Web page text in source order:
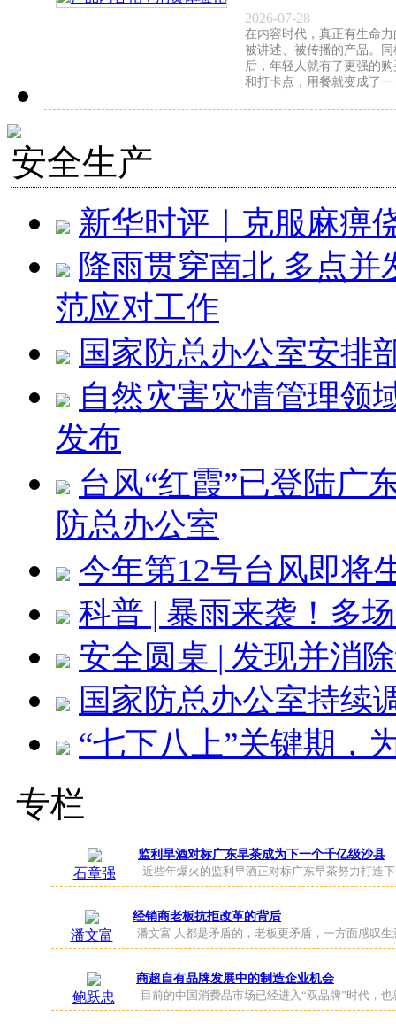
2026-07-28
在内容时代，真正有生命
被讲述、被传播的产品。
后，年轻人就有了更强的
和打卡点，用餐就变成了一
安全生产
新华时评｜克服麻痹
降雨贯穿南北 多点
范应对工作
国家防总办公室安排
自然灾害灾情管理领
发布
台风“红霞”已登陆广
防总办公室
今年第12号台风即将
科普 | 暴雨来袭！多
安全圆桌 | 发现并消
国家防总办公室持续
“七下八上”关键期，
专栏
石章强
监利早酒对标广东早茶成为下一个千亿级沙县
近些年爆火的监利早酒正对标广东早茶努力打造
潘文富
经销商老板抗拒改革的背后
潘文富 人都是矛盾的，老板更矛盾，一方面感叹
鲍跃忠
商超自有品牌发展中的制造企业机会
目前的中国消费品市场已经进入“双品牌”时代，